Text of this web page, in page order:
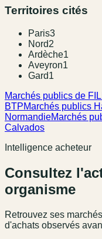
Territoires cités
Paris3
Nord2
Ardèche1
Aveyron1
Gard1
Marchés publics de
BTPMarchés publics
NormandieMarchés
Calvados
Intelligence acheteur
Consultez
organisme
Retrouvez ses
d'achats observés